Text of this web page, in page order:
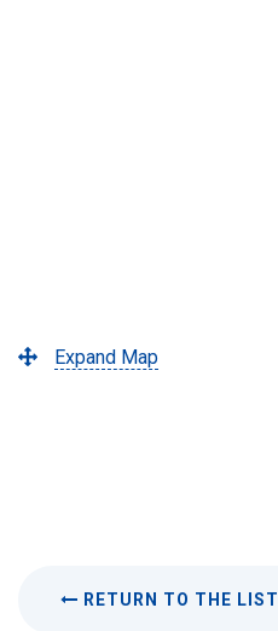
Expand Map
RETURN TO THE LIST